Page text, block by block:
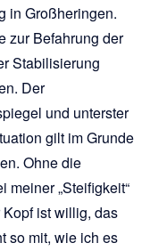
in Großheringen.
zur Befahrung der
Stabilisierung
Der
und unterster
gilt im Grunde
Ohne die
meiner „Steifigkeit“
ist willig, das
so mit, wie ich es